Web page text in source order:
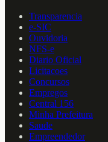
Transparencia
e-SIC
Ouvidoria
NFS-e
Diario Oficial
Licitacoes
Concursos
Empregos
Central 156
Minha Prefeitura
Saude
Empreendedor